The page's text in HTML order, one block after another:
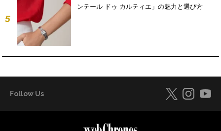
5
ンテール ドゥ カルティエ」の魅力と選び方
Follow Us